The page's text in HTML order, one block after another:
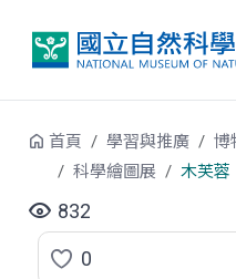
首頁 學習與推廣 博
科學繪圖展
木芙蓉
832
0